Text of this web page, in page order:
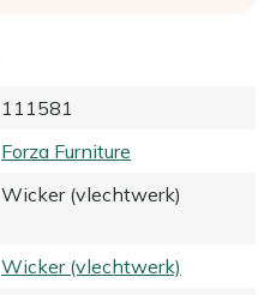
111581
Forza Furniture
Wicker (vlechtwerk)
Wicker (vlechtwerk)